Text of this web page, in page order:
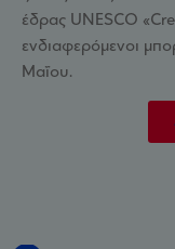
έδρας UNESCO
ενδιαφερόμενοι
Μαΐου.